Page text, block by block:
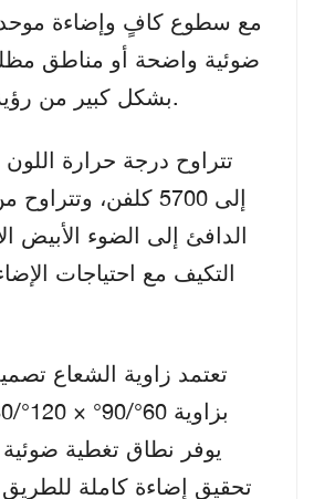
مع سطوع كافٍ وإضاءة
ضوئية واضحة أو مناطق
بشكل كبير من رؤية الطرق الليلية.
إلى 5700 كلفن،
الدافئ إلى الضوء الأبيض
التكيف مع احتياجات
تعتمد زاوية الشعاع
يوفر نطاق تغطية ضوئية
تحقيق إضاءة كاملة